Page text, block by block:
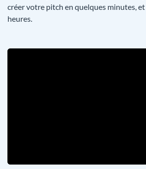
créer votre pitch en quelques minutes,
heures.